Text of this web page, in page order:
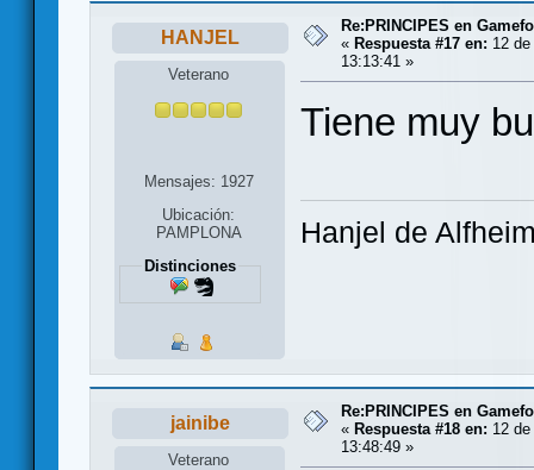
HANJEL
Veterano
Mensajes: 1927
Ubicación:
PAMPLONA
Distinciones
Re:PRINCIPES en
« Respuesta #17 en: 12
13:13:41 »
Tiene muy
Hanjel de
jainibe
Veterano
Re:PRINCIPES en
« Respuesta #18 en: 12
13:48:49 »